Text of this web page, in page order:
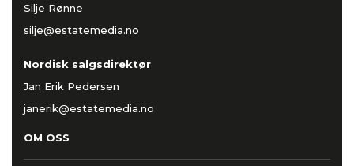
Silje Rønne
silje@estatemedia.no
Nordisk salgsdirektør
Jan Erik Pedersen
janerik@estatemedia.no
OM OSS